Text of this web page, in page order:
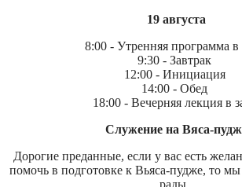
19 августа
8:00 - Утренняя программа в
9:30 - Завтрак
12:00 - Инициация
14:00 - Обед
18:00 - Вечерняя лекция в
Служение на Вяса-
Дорогие преданные, если у вас есть
помочь в подготовке к Вьяса-пудже, то
рады.